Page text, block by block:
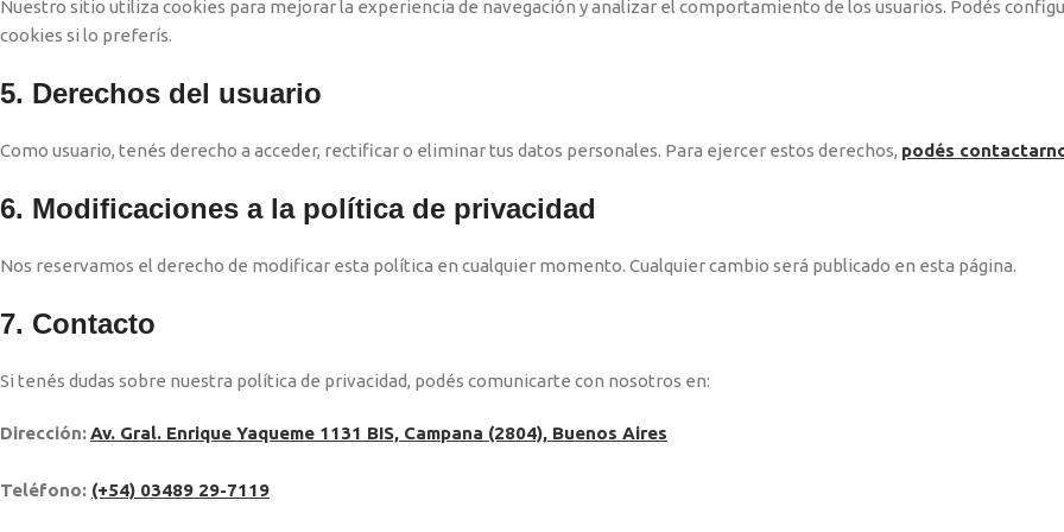
Nuestro sitio utiliza cookies para mejorar la experiencia de navegación y analizar el comportamiento de los usuarios. Podés
cookies si lo preferís.
5. Derechos del usuario
Como usuario, tenés derecho a acceder, rectificar o eliminar tus datos personales. Para ejercer estos derechos, podés
6. Modificaciones a la política de privacidad
Nos reservamos el derecho de modificar esta política en cualquier momento. Cualquier cambio será publicado en esta página.
7. Contacto
Si tenés dudas sobre nuestra política de privacidad, podés comunicarte con nosotros en:
Dirección:Av. Gral. Enrique Yaqueme 1131 BIS, Campana (2804), Buenos Aires
Teléfono: (+54) 03489 29-7119